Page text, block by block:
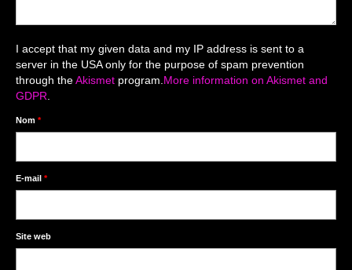
Cartes de remerciement
Photomontages
Prestations
Contact
Décors studio / Tenues / Accessoires
I accept that my given data and my IP address is sent to a
server in the USA only for the purpose of spam prevention
through theAkismet program.More information on Akismet and
GDPR.
Nom *
E-mail *
Site web